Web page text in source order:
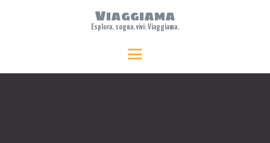
Viaggiama
Esplora, sogna, vivi: Viaggiama.
Esplora, sogna, vivi: Viaggiama.
TRAVEL